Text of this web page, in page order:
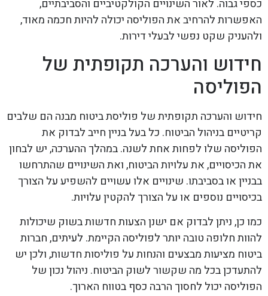
כספי גבוה. לאור השינויים הקולקטיביים והסביבתיים,
האפשרות להרחיב את הפוליסה יכולה להיות חכמה מאוד,
ולהעניק שקט נפשי לבעלי דירות.
חידוש והערכה תקופתית של
הפוליסה
חידוש והערכה תקופתית של פוליסת ביטוח מבנה הם שלבים
קריטיים בניהול הביטוח. כל בעל בניין חייב לבדוק את
הפוליסה שלו לפחות אחת לשנה. במהלך ההערכה, יש לבחון
את הכיסויים, את עלויות הביטוח, ואת השינויים שהתרחשו
בבניין או בסביבתו. שינויים אלו עשויים להשפיע על הצורך
בכיסויים נוספים או על הצורך להקטין עלויות.
כמו כן, ניתן לבדוק אם ישנן הצעות חדשות בשוק שיכולות
להוות חלופה טובה יותר לפוליסה הקיימת. לעיתים, חברות
ביטוח מציעות מבצעים והנחות על פוליסות חדשות, ולכן יש
להתעדכן בכל מה שקשור לשוק הביטוח. ניהול נכון של
הפוליסה יכול לחסוך הרבה כסף בטווח הארוך.